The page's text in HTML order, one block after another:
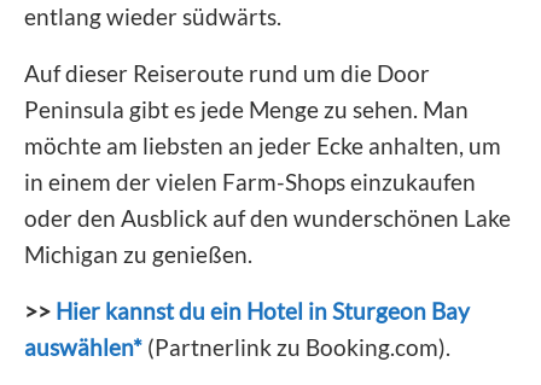
entlang wieder südwärts.
Auf dieser Reiseroute rund um die Door
Peninsula gibt es jede Menge zu sehen. Man
möchte am liebsten an jeder Ecke anhalten, um
in einem der vielen Farm-Shops einzukaufen
oder den Ausblick auf den wunderschönen Lake
Michigan zu genießen.
>> Hier kannst du ein Hotel in Sturgeon Bay
auswählen* (Partnerlink zu Booking.com).